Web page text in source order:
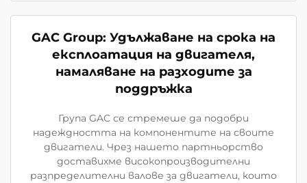
GAC Group: Удължаване на срока на
експлоатация на двигателя,
намаляване на разходите за
поддръжка
Група GAC се стремеше да подобри
надеждността на компонентите на своите
двигатели. Чрез нашето партньорство
доставихме високопроизводителни
разпределителни валове за двигатели, които